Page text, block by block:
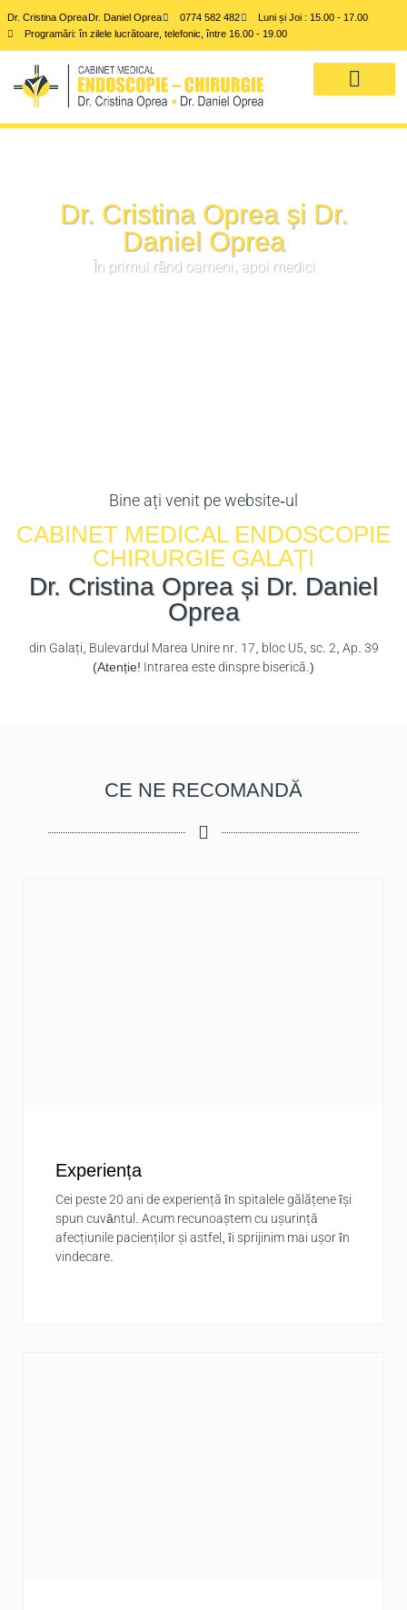
Dr. Cristina OpreaDr. Daniel Oprea 0774 582 482
Luni și Joi : 15.00 - 17.00
Programări: în zilele lucrătoare, telefonic, între 16.00 - 19.00
Dr. Cristina Oprea și Dr.
Daniel Oprea
În primul rând oameni, apoi medici
Bine ați venit pe website-ul
CABINET MEDICAL ENDOSCOPIE
CHIRURGIE GALAȚI
Dr. Cristina Oprea și Dr. Daniel
Oprea
din Galați, Bulevardul Marea Unire nr. 17, bloc U5, sc. 2, Ap. 39
(Atenție! Intrarea este dinspre biserică.)
CE NE RECOMANDĂ
Experiența
Cei peste 20 ani de experiență în spitalele gălățene își
spun cuvântul. Acum recunoaștem cu ușurință
afecțiunile pacienților și astfel, îi sprijinim mai ușor în
vindecare.